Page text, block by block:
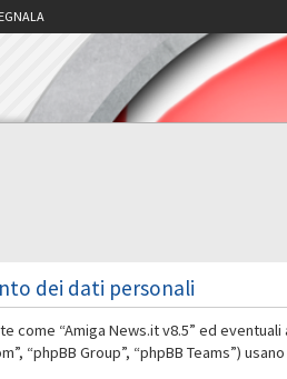
dei dati personali
“Amiga News.it v8.5” ed eventuali
“phpBB Group”, “phpBB Teams”)